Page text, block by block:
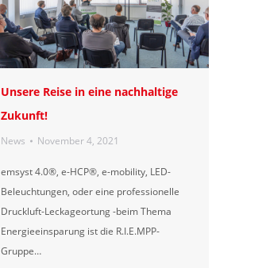
Unsere Reise in eine nachhaltige
Zukunft!
News November 4, 2021
emsyst 4.0®, e-HCP®, e-mobility, LED-
Beleuchtungen, oder eine professionelle
Druckluft-Leckageortung -beim Thema
Energieeinsparung ist die R.I.E.MPP-
Gruppe…